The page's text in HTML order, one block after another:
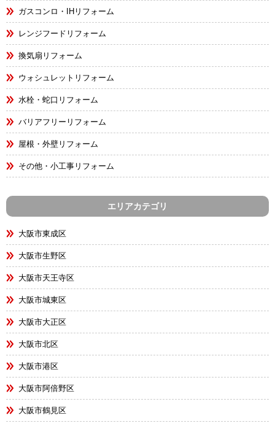
ガスコンロ・IHリフォーム
レンジフードリフォーム
換気扇リフォーム
ウォシュレットリフォーム
水栓・蛇口リフォーム
バリアフリーリフォーム
屋根・外壁リフォーム
その他・小工事リフォーム
エリアカテゴリ
大阪市東成区
大阪市生野区
大阪市天王寺区
大阪市城東区
大阪市大正区
大阪市北区
大阪市港区
大阪市阿倍野区
大阪市鶴見区